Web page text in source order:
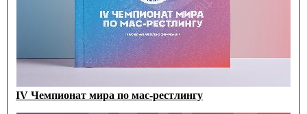
IV Чемпионат мира по мас-рестлингу